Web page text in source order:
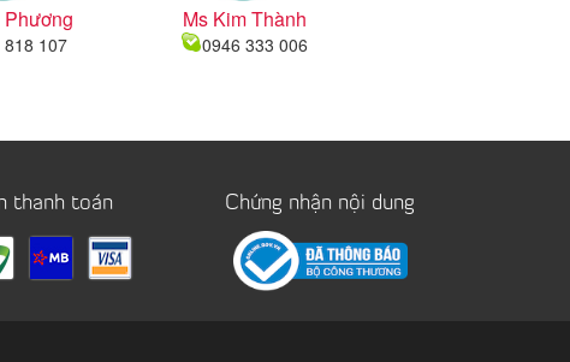
Phương
107
Ms Kim Thành
0946 333 006
thanh toán Chứng nhận nội dung